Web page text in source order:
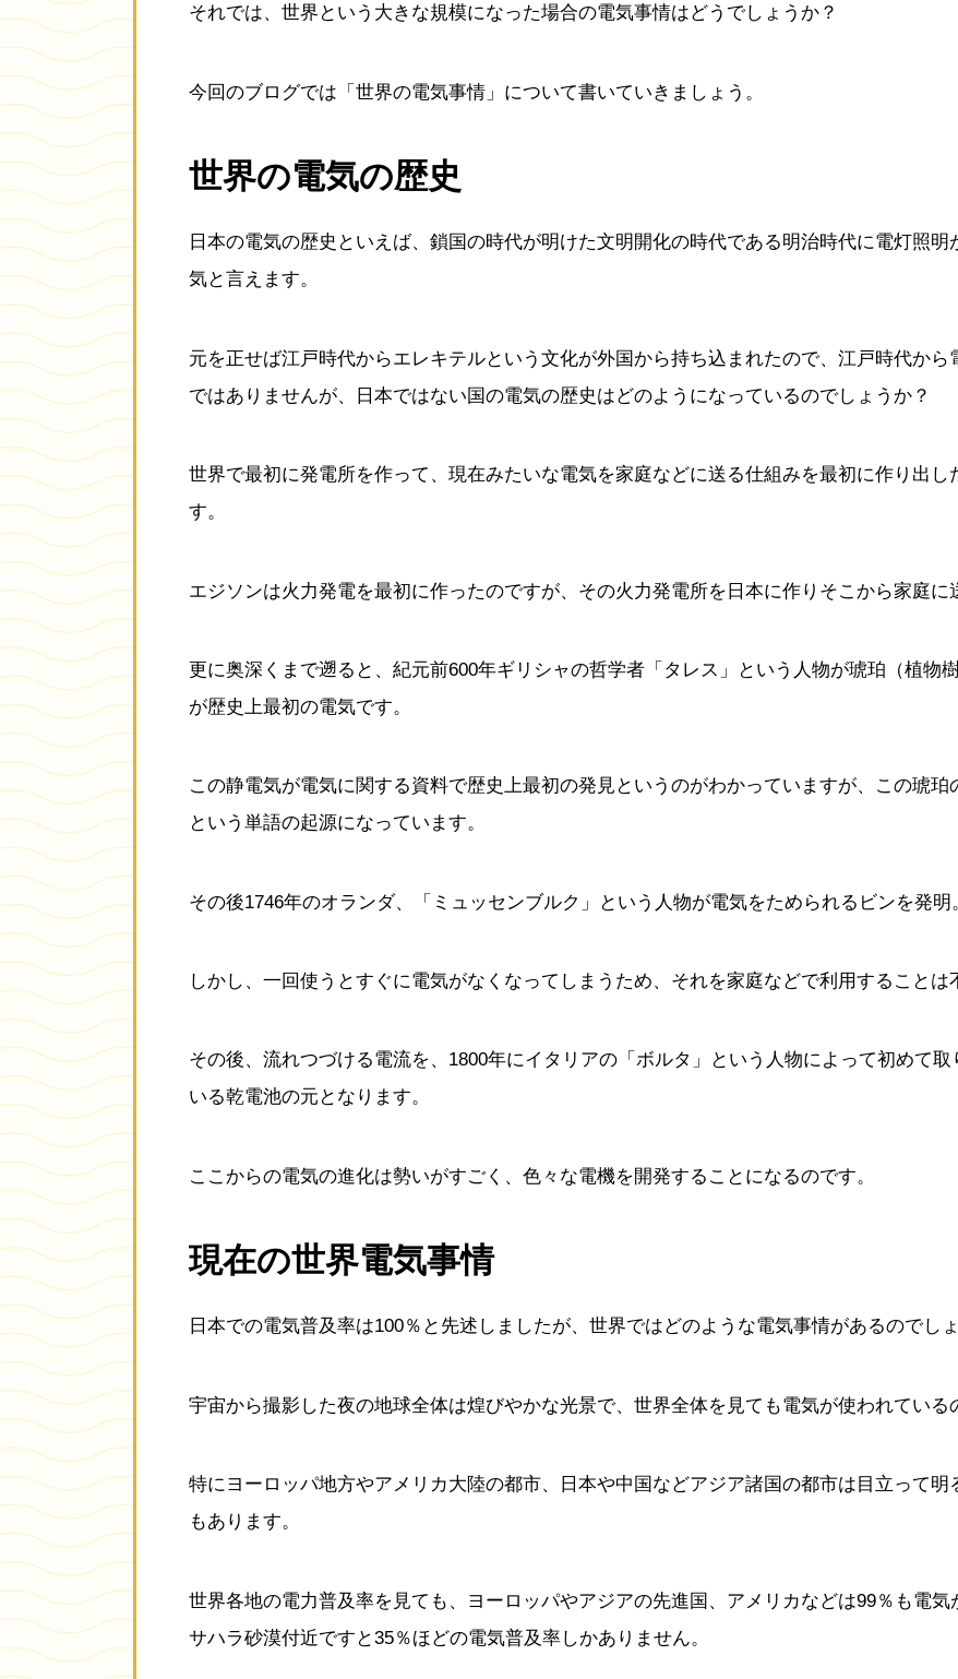
それでは、世界という大きな規模になった場合の電気事情はどうでしょうか？
今回のブログでは「世界の電気事情」について書いていきましょう。
世界の電気の歴史
日本の電気の歴史といえば、鎖国の時代が明けた文明開化の時代である明治時代に電灯照
気と言えます。
元を正せば江戸時代からエレキテルという文化が外国から持ち込まれたので、江戸時代か
ではありませんが、日本ではない国の電気の歴史はどのようになっているのでしょうか？
世界で最初に発電所を作って、現在みたいな電気を家庭などに送る仕組みを最初に作り出
す。
エジソンは火力発電を最初に作ったのですが、その火力発電所を日本に作りそこから家庭に
更に奥深くまで遡ると、紀元前600年ギリシャの哲学者「タレス」という人物が琥珀（植物
が歴史上最初の電気です。
この静電気が電気に関する資料で歴史上最初の発見というのがわかっていますが、この琥
という単語の起源になっています。
その後1746年のオランダ、「ミュッセンブルク」という人物が電気をためられるビンを発明。
しかし、一回使うとすぐに電気がなくなってしまうため、それを家庭などで利用することは
その後、流れつづける電流を、1800年にイタリアの「ボルタ」という人物によって初めて
いる乾電池の元となります。
ここからの電気の進化は勢いがすごく、色々な電機を開発することになるのです。
現在の世界電気事情
日本での電気普及率は100％と先述しましたが、世界ではどのような電気事情があるのでし
宇宙から撮影した夜の地球全体は煌びやかな光景で、世界全体を見ても電気が使われている
特にヨーロッパ地方やアメリカ大陸の都市、日本や中国などアジア諸国の都市は目立って
もあります。
世界各地の電力普及率を見ても、ヨーロッパやアジアの先進国、アメリカなどは99％も電
サハラ砂漠付近ですと35％ほどの電気普及率しかありません。